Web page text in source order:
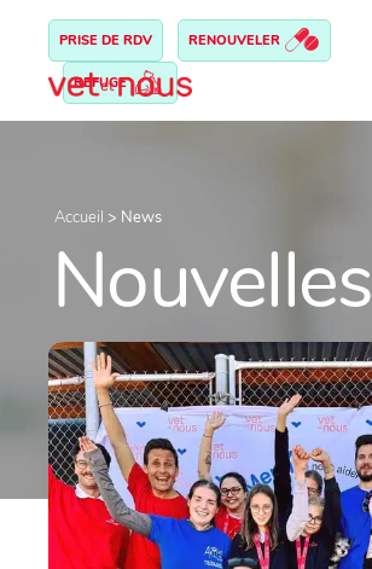
PRISE DE RDV RENOUVELER
REFUGE
Accueil > News
Nouvelles